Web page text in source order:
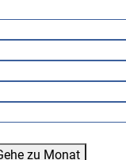
zu Monat